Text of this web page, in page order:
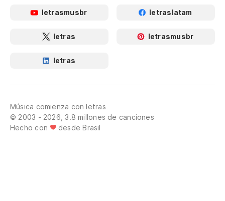
letrasmusbr letraslatam
letras letrasmusbr
letras
Música comienza con letras
© 2003 - 2026, 3.8 millones de canciones
Hecho con
desde Brasil